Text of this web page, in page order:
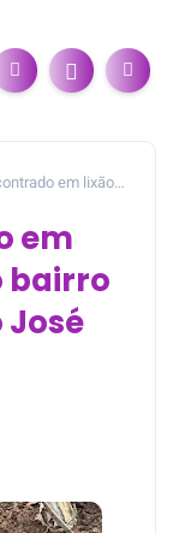
em lixão
em
bairro
José